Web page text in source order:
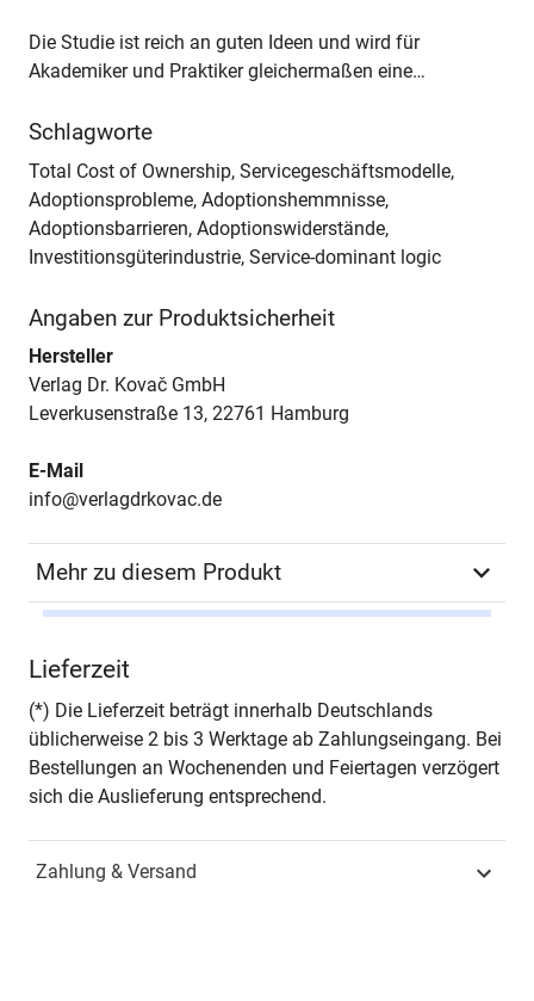
Die Studie ist reich an guten Ideen und wird für
Akademiker und Praktiker gleichermaßen eine…
Schlagworte
Total Cost of Ownership, Servicegeschäftsmodelle,
Adoptionsprobleme, Adoptionshemmnisse,
Adoptionsbarrieren, Adoptionswiderstände,
Investitionsgüterindustrie, Service-dominant logic
Angaben zur Produktsicherheit
Hersteller
Verlag Dr. Kovač GmbH
Leverkusenstraße 13, 22761 Hamburg
E-Mail
info@verlagdrkovac.de
Mehr zu diesem Produkt
Seiten 262
Jahr Hamburg 2013
Fachdisziplin
Lieferzeit
(*) Die Lieferzeit beträgt innerhalb Deutschlands
üblicherweise 2 bis 3 Werktage ab Zahlungseingang. Bei
Bestellungen an Wochenenden und Feiertagen verzögert
sich die Auslieferung entsprechend.
Zahlung & Versand